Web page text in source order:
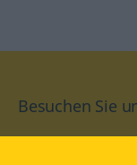
Besuchen Sie